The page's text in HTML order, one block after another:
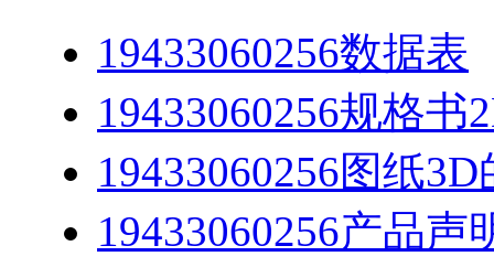
19433060256数据表
19433060256规格书
19433060256图纸
19433060256产品声